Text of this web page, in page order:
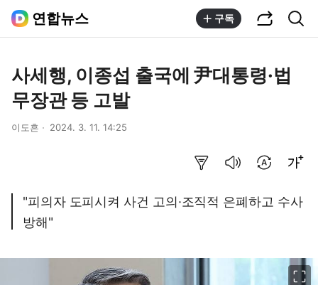
연합뉴스 구독
사세행, 이종섭 출국에 尹대통령·법
무장관 등 고발
이도흔 2024. 3. 11. 14:25
"피의자 도피시켜 사건 고의·조직적 은폐하고 수사
방해"